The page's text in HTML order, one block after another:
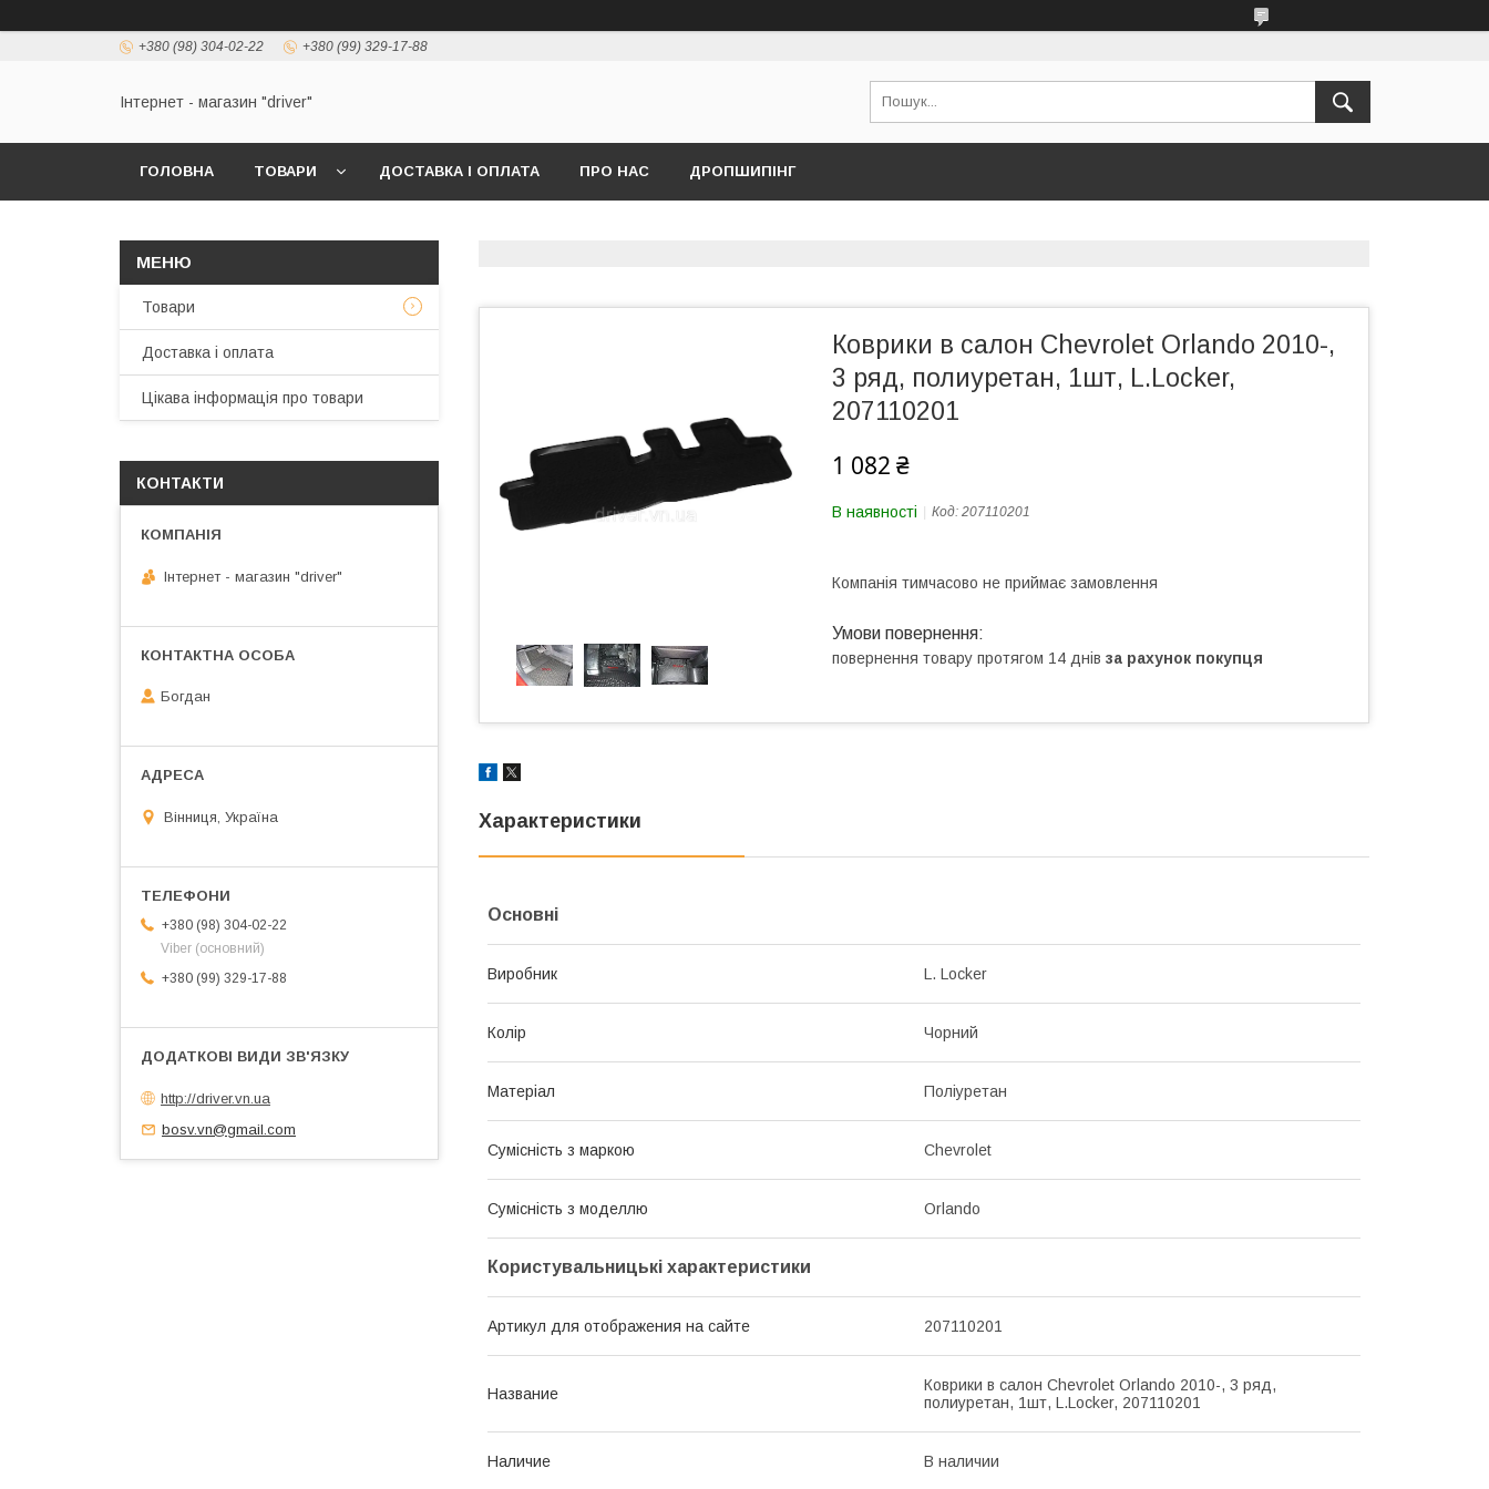
+380 (98) 304-02-22 +380 (99) 329-17-88
Інтернет - магазин "driver"
ГОЛОВНА ТОВАРИ ДОСТАВКА І ОПЛАТА ПРО НАС ДРОПШИПІНГ
Коврики в салон Chevrolet Orlando 2010-,
3 ряд, полиуретан, 1шт, L.Locker,
207110201
1 082 ₴
В наявності Код: 207110201
Компанія тимчасово не приймає замовлення
повернення товару протягом 14 днів за рахунок покупця
Характеристики
Основні
Виробник L. Locker
Колір Чорний
Матеріал Поліуретан
Сумісність з маркою Chevrolet
Сумісність з моделлю Orlando
Користувальницькі характеристики
Артикул для отображения на сайте 207110201
Название
Коврики в салон Chevrolet Orlando 2010-, 3 ряд,
полиуретан, 1шт, L.Locker, 207110201
Наличие В наличии
Товари
Доставка і оплата
Цікава інформація про товари
КОНТАКТИ
Інтернет - магазин "driver"
Богдан
Вінниця, Україна
+380 (98) 304-02-22
Viber (основний)
+380 (99) 329-17-88
http://driver.vn.ua
bosv.vn@gmail.com